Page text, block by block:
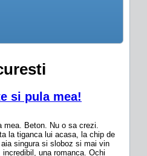
si pula mea!
Beton. Nu o sa crezi.
la tiganca lui acasa, la chip de
singura si sloboz si mai vin
una romanca. Ochi